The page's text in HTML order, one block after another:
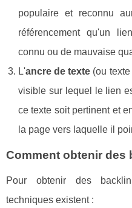
populaire et reconnu
référencement qu'un
connu ou de mauvaise
L'ancre de texte (ou
visible sur lequel le lien
ce texte soit pertinent et
la page vers laquelle il
Comment obtenir des
Pour obtenir des
techniques existent :